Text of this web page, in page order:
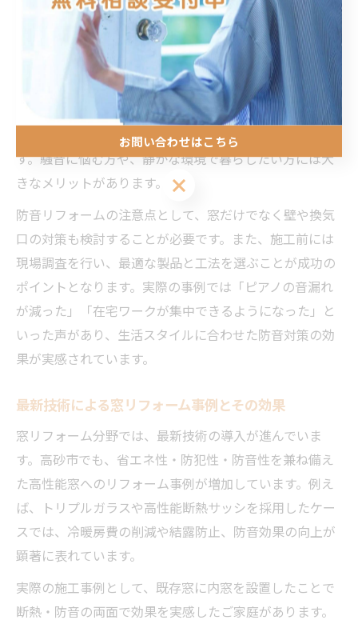
りが最も多い箇所の一つであり、ここを強化することで
住まい全体の静音性を大きく向上させることができま
防音窓の主な効果は、外部騒音の遮断と室内音漏れの防
止です。特に厚みの異なる複層ガラスや防音合わせガラ
スを使用することで、騒音レベルを大幅に低減できま
す。騒音に悩む方や、静かな環境で暮らしたい方には大
きなメリットがあります。
防音リフォームの注意点として、窓だけでなく壁や換気
口の対策も検討することが必要です。また、施工前には
現場調査を行い、最適な製品と工法を選ぶことが成功の
ポイントとなります。実際の事例では「ピアノの音漏れ
が減った」「在宅ワークが集中できるようになった」と
いった声があり、生活スタイルに合わせた防音対策の効
果が実感されています。
最新技術による窓リフォーム事例とその効果
窓リフォーム分野では、最新技術の導入が進んでいま
す。高砂市でも、省エネ性・防犯性・防音性を兼ね備え
た高性能窓へのリフォーム事例が増加しています。例え
ば、トリプルガラスや高性能断熱サッシを採用したケー
スでは、冷暖房費の削減や結露防止、防音効果の向上が
顕著に表れています。
実際の施工事例として、既存窓に内窓を設置したことで
断熱・防音の両面で効果を実感したご家庭があります。
お問い合わせはこちら